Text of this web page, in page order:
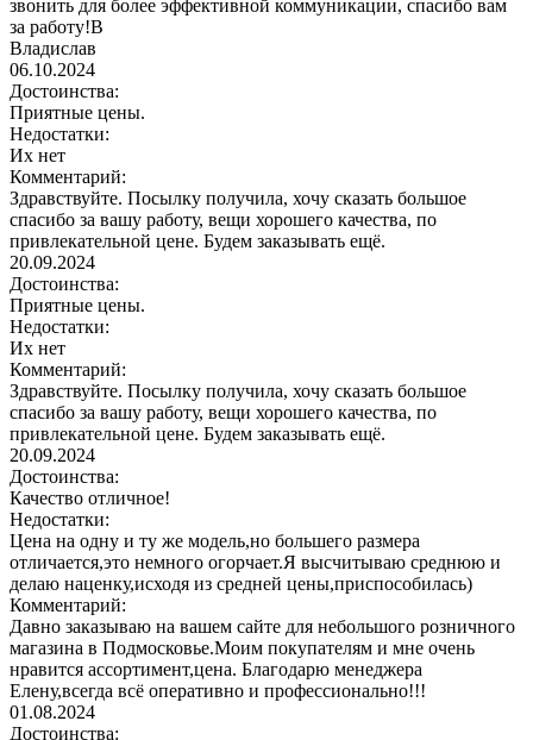
звонить для более эффективной коммуникации, спасибо вам
за работу!В
Владислав
06.10.2024
Достоинства:
Приятные цены.
Недостатки:
Их нет
Комментарий:
Здравствуйте. Посылку получила, хочу сказать большое
спасибо за вашу работу, вещи хорошего качества, по
привлекательной цене. Будем заказывать ещё.
20.09.2024
Достоинства:
Приятные цены.
Недостатки:
Их нет
Комментарий:
Здравствуйте. Посылку получила, хочу сказать большое
спасибо за вашу работу, вещи хорошего качества, по
привлекательной цене. Будем заказывать ещё.
20.09.2024
Достоинства:
Качество отличное!
Недостатки:
Цена на одну и ту же модель,но большего размера
отличается,это немного огорчает.Я высчитываю среднюю и
делаю наценку,исходя из средней цены,приспособилась)
Комментарий:
Давно заказываю на вашем сайте для небольшого розничного
магазина в Подмосковье.Моим покупателям и мне очень
нравится ассортимент,цена. Благодарю менеджера
Елену,всегда всё оперативно и профессионально!!!
01.08.2024
Достоинства: